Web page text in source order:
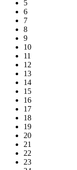
5
6
7
8
9
10
11
12
13
14
15
16
17
18
19
20
21
22
23